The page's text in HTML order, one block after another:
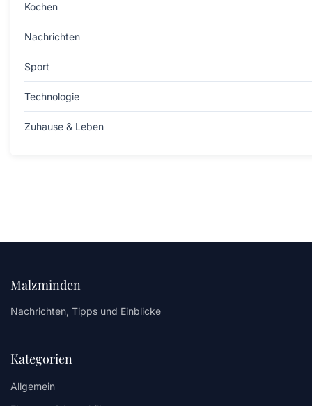
Kochen
Nachrichten
Sport
Technologie
Zuhause & Leben
Malzminden
Nachrichten, Tipps und Einblicke
Kategorien
Allgemein